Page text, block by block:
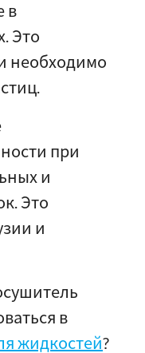
в
Это
необходимо
при
и
Это
и
в
жидкостей?